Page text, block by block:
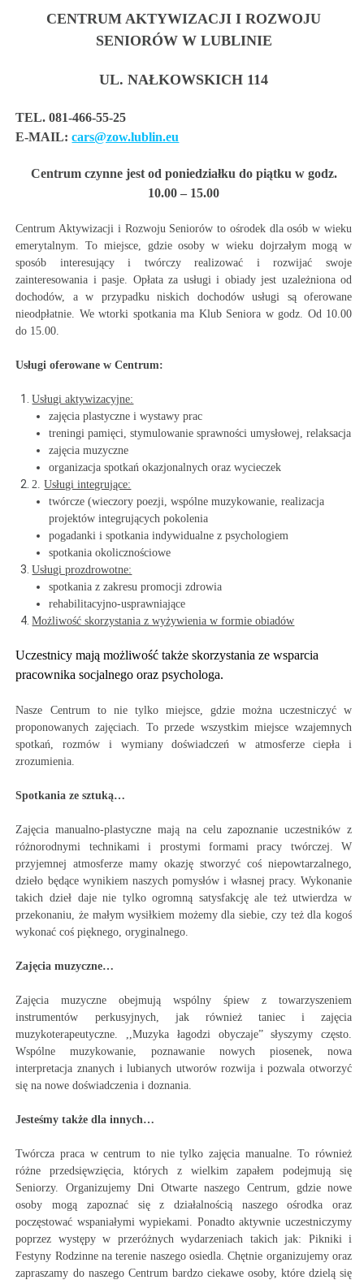
CENTRUM AKTYWIZACJI I ROZWOJU
SENIORÓW W LUBLINIE
UL. NAŁKOWSKICH 114
TEL. 081-466-55-25
E-MAIL:cars@zow.lublin.eu
Centrum czynne jest od poniedziałku do piątku w godz.
10.00 – 15.00
Centrum Aktywizacji i Rozwoju Seniorów to ośrodek dla osób w wieku
emerytalnym. To miejsce, gdzie osoby w wieku dojrzałym mogą w
sposób interesujący i twórczy realizować i rozwijać swoje
zainteresowania i pasje. Opłata za usługi i obiady jest uzależniona od
dochodów, a w przypadku niskich dochodów usługi są oferowane
nieodpłatnie. We wtorki spotkania ma Klub Seniora w godz. Od 10.00
do 15.00.
Usługi oferowane w Centrum:
Usługi aktywizacyjne:
zajęcia plastyczne i wystawy prac
treningi pamięci, stymulowanie sprawności umysłowej, relaksacja
zajęcia muzyczne
organizacja spotkań okazjonalnych oraz wycieczek
2.Usługi integrujące:
twórcze (wieczory poezji, wspólne muzykowanie, realizacja
projektów integrujących pokolenia
pogadanki i spotkania indywidualne z psychologiem
spotkania okolicznościowe
Usługi prozdrowotne:
spotkania z zakresu promocji zdrowia
rehabilitacyjno-usprawniające
Możliwość skorzystania z wyżywienia w formie obiadów
Uczestnicy mają możliwość także skorzystania ze wsparcia
pracownika socjalnego oraz psychologa.
Nasze Centrum to nie tylko miejsce, gdzie można uczestniczyć w
proponowanych zajęciach. To przede wszystkim miejsce wzajemnych
spotkań, rozmów i wymiany doświadczeń w atmosferze ciepła i
zrozumienia.
Spotkania ze sztuką…
Zajęcia manualno-plastyczne mają na celu zapoznanie uczestników z
różnorodnymi technikami i prostymi formami pracy twórczej. W
przyjemnej atmosferze mamy okazję stworzyć coś niepowtarzalnego,
dzieło będące wynikiem naszych pomysłów i własnej pracy. Wykonanie
takich dzieł daje nie tylko ogromną satysfakcję ale też utwierdza w
przekonaniu, że małym wysiłkiem możemy dla siebie, czy też dla kogoś
wykonać coś pięknego, oryginalnego.
Zajęcia muzyczne…
Zajęcia muzyczne obejmują wspólny śpiew z towarzyszeniem
instrumentów perkusyjnych, jak również taniec i zajęcia
muzykoterapeutyczne. ,,Muzyka łagodzi obyczaje” słyszymy często.
Wspólne muzykowanie, poznawanie nowych piosenek, nowa
interpretacja znanych i lubianych utworów rozwija i pozwala otworzyć
się na nowe doświadczenia i doznania.
Jesteśmy także dla innych…
Twórcza praca w centrum to nie tylko zajęcia manualne. To również
różne przedsięwzięcia, których z wielkim zapałem podejmują się
Seniorzy. Organizujemy Dni Otwarte naszego Centrum, gdzie nowe
osoby mogą zapoznać się z działalnością naszego ośrodka oraz
poczęstować wspaniałymi wypiekami. Ponadto aktywnie uczestniczymy
poprzez występy w przeróżnych wydarzeniach takich jak: Pikniki i
Festyny Rodzinne na terenie naszego osiedla. Chętnie organizujemy oraz
zapraszamy do naszego Centrum bardzo ciekawe osoby, które dzielą się